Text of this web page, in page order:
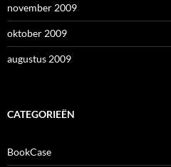
november 2009
oktober 2009
augustus 2009
CATEGORIEËN
BookCase